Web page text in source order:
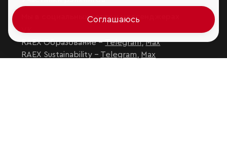
Мы в социальных сетях и мессенджерах
VK
RAEX Образование –Telegram,Max
RAEX Sustainability – Telegram, Max
Соглашаюсь